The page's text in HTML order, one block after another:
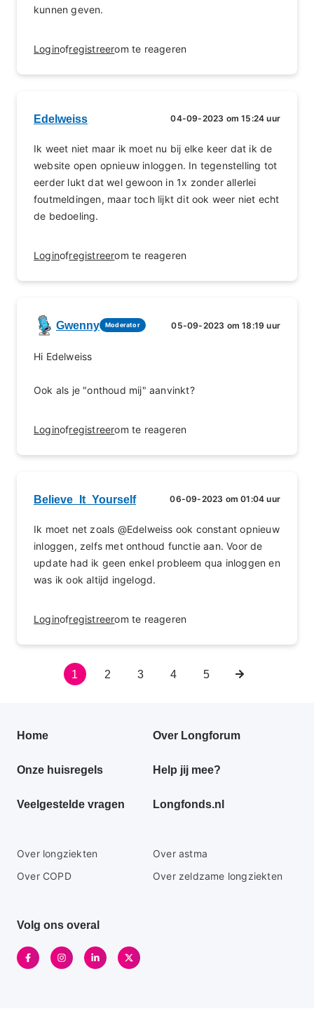
kunnen geven.
Loginofregistreerom te reageren
Edelweiss 04-09-2023 om 15:24 uur
Ik weet niet maar ik moet nu bij elke keer dat ik de
website open opnieuw inloggen. In tegenstelling tot
eerder lukt dat wel gewoon in 1x zonder allerlei
foutmeldingen, maar toch lijkt dit ook weer niet echt
de bedoeling.
Loginofregistreerom te reageren
Gwenny Moderator 05-09-2023 om 18:19 uur
Hi Edelweiss
Ook als je "onthoud mij" aanvinkt?
Loginofregistreerom te reageren
Believe_It_Yourself 06-09-2023 om 01:04 uur
Ik moet net zoals @Edelweiss ook constant opnieuw
inloggen, zelfs met onthoud functie aan. Voor de
update had ik geen enkel probleem qua inloggen en
was ik ook altijd ingelogd.
Loginofregistreerom te reageren
Huidige
1 Pagina
2 Pagina
3 Pagina
4 Pagina
5
Volgende
Primair
menu
Home Over Longforum
Onze huisregels Help jij mee?
Veelgestelde vragen Longfonds.nl
Secundaire
footer
Over longziekten
Over astma
Over COPD
Over zeldzame longziekten
Volg ons overal